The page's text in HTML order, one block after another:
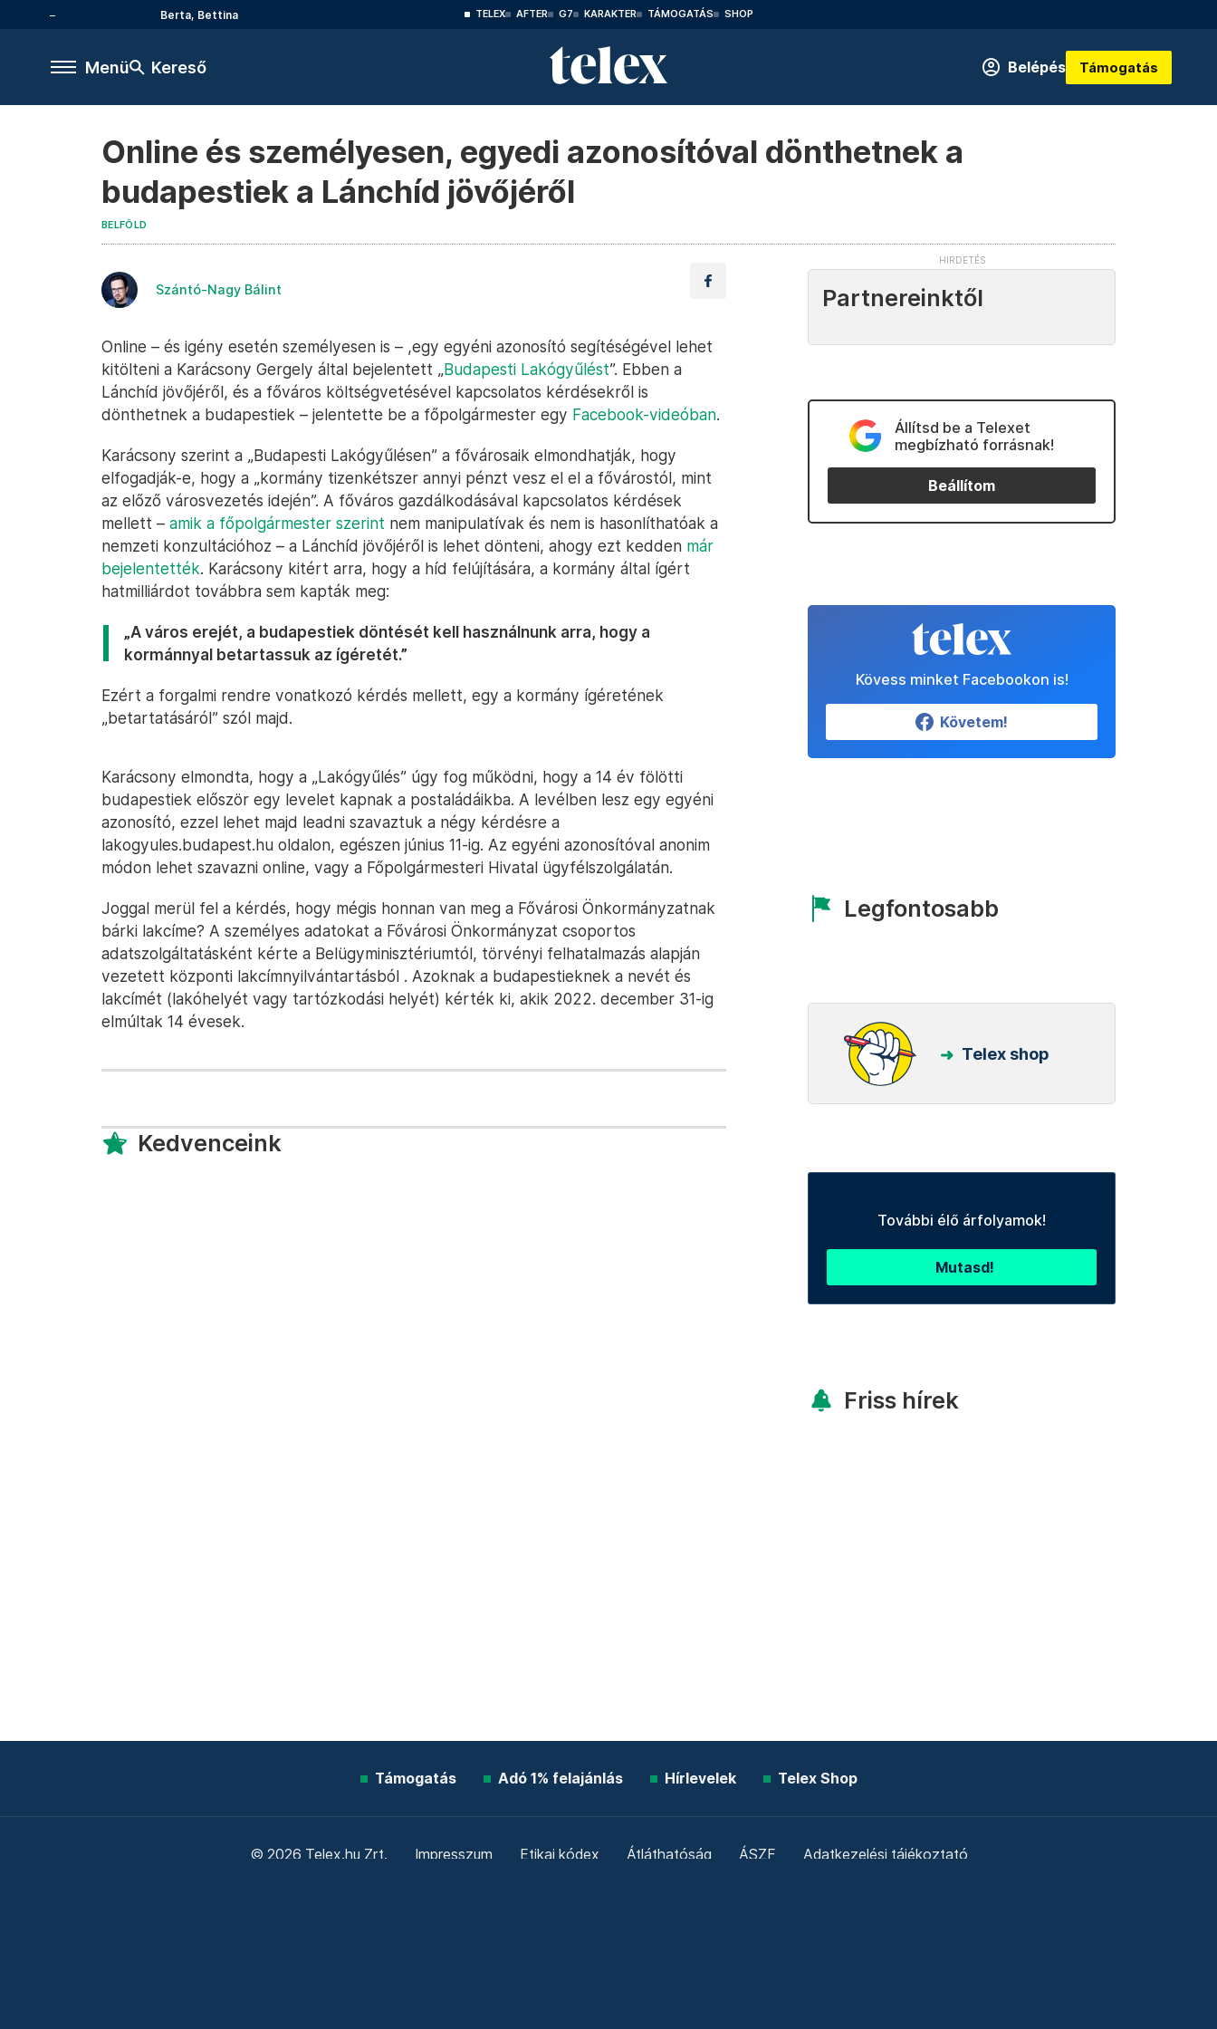
Berta, Bettina TELEX AFTER G7 KARAKTER TÁMOGATÁS SHOP
Menü Kereső Belépés Támogatás
Online és személyesen, egyedi azonosítóval dönthetnek a
budapestiek a Lánchíd jövőjéről
BELFÖLD
Szántó-Nagy Bálint
Online – és igény esetén személyesen is – ,egy egyéni azonosító segítéségével lehet
kitölteni a Karácsony Gergely által bejelentett „Budapesti Lakógyűlést”. Ebben a
Lánchíd jövőjéről, és a főváros költségvetésével kapcsolatos kérdésekről is
dönthetnek a budapestiek – jelentette be a főpolgármester egy Facebook-videóban.
Karácsony szerint a „Budapesti Lakógyűlésen” a fővárosaik elmondhatják, hogy
elfogadják-e, hogy a „kormány tizenkétszer annyi pénzt vesz el el a fővárostól, mint
az előző városvezetés idején”. A főváros gazdálkodásával kapcsolatos kérdések
mellett – amik a főpolgármester szerint nem manipulatívak és nem is hasonlíthatóak a
nemzeti konzultációhoz – a Lánchíd jövőjéről is lehet dönteni, ahogy ezt kedden már
bejelentették. Karácsony kitért arra, hogy a híd felújítására, a kormány által ígért
hatmilliárdot továbbra sem kapták meg:
„A város erejét, a budapestiek döntését kell használnunk arra, hogy a
kormánnyal betartassuk az ígéretét.”
Ezért a forgalmi rendre vonatkozó kérdés mellett, egy a kormány ígéretének
„betartatásáról” szól majd.
Karácsony elmondta, hogy a „Lakógyűlés” úgy fog működni, hogy a 14 év fölötti
budapestiek először egy levelet kapnak a postaládáikba. A levélben lesz egy egyéni
azonosító, ezzel lehet majd leadni szavaztuk a négy kérdésre a
lakogyules.budapest.hu oldalon, egészen június 11-ig. Az egyéni azonosítóval anonim
módon lehet szavazni online, vagy a Főpolgármesteri Hivatal ügyfélszolgálatán.
Joggal merül fel a kérdés, hogy mégis honnan van meg a Fővárosi Önkormányzatnak
bárki lakcíme? A személyes adatokat a Fővárosi Önkormányzat csoportos
adatszolgáltatásként kérte a Belügyminisztériumtól, törvényi felhatalmazás alapján
vezetett központi lakcímnyilvántartásból . Azoknak a budapestieknek a nevét és
lakcímét (lakóhelyét vagy tartózkodási helyét) kérték ki, akik 2022. december 31-ig
elmúltak 14 évesek.
Kedvenceink
Partnereinktől
Állítsd be a Telexet
megbízható forrásnak!
Beállítom
Kövess minket Facebookon is!
Követem!
Legfontosabb
Telex shop
További élő árfolyamok!
Mutasd!
Friss hírek
Támogatás Adó 1% felajánlás Hírlevelek Telex Shop
© 2026 Telex.hu Zrt. Impresszum Etikai kódex Átláthatóság ÁSZF Adatkezelési tájékoztató